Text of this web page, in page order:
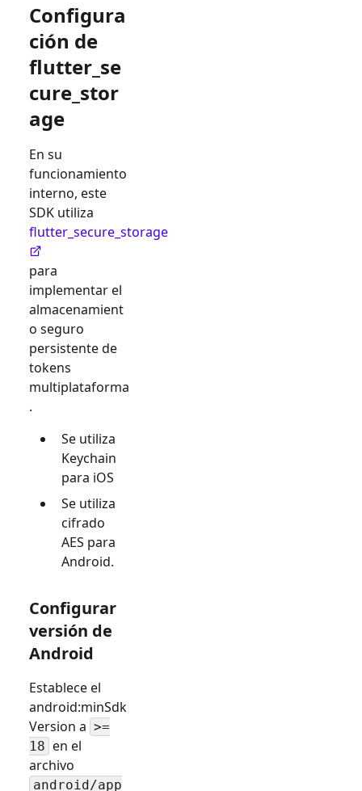
Configura
ción de
flutter_se
cure_stor
age
En su
funcionamiento
interno, este
SDK utiliza
flutter_secure_storage
para
implementar el
almacenamient
o seguro
persistente de
tokens
multiplataforma
.
Se utiliza
Keychain
para iOS
Se utiliza
cifrado
AES para
Android.
Configurar
versión de
Android
Establece el
android:minSdk
Version a >=
18 en el
archivo
android/app